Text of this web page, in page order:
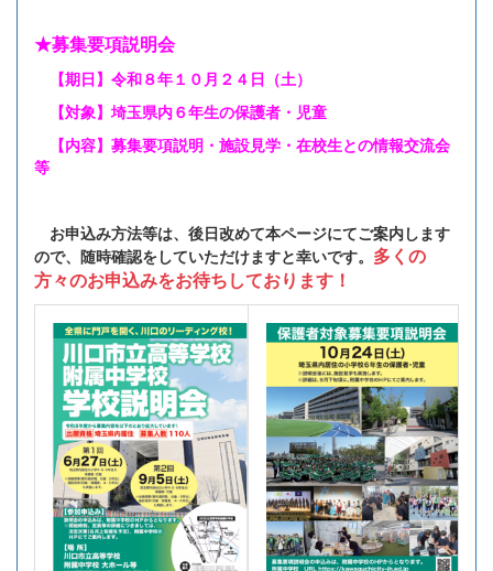
★募集要項説明会
【期日】令和８年１０月２４日（土）
【対象】埼玉県内６年生の保護者・児童
【内容】募集要項説明・施設見学・在校生との情報交流会
等
お申込み方法等は、後日改めて本ページにてご案内します
ので、随時確認をしていただけますと幸いです。 多くの
方々のお申込みをお待ちしております！